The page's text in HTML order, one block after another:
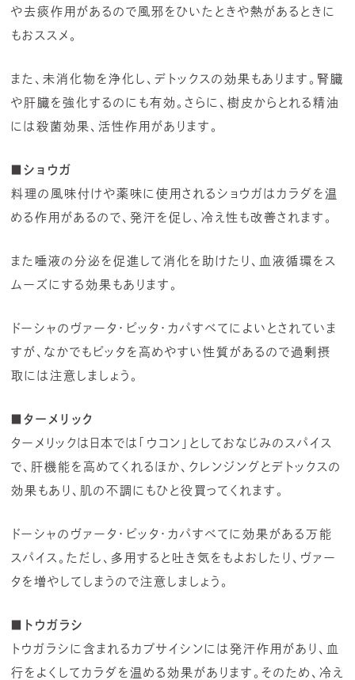
や去痰作用があるので風邪をひいたときや熱があるときに
もおススメ。
また、未消化物を浄化し、デトックスの効果もあります。腎臓
や肝臓を強化するのにも有効。さらに、樹皮からとれる精油
には殺菌効果、活性作用があります。
■ショウガ
料理の風味付けや薬味に使用されるショウガはカラダを温
める作用があるので、発汗を促し、冷え性も改善されます。
また唾液の分泌を促進して消化を助けたり、血液循環をス
ムーズにする効果もあります。
ドーシャのヴァータ・ピッタ・カパすべてによいとされていま
すが、なかでもピッタを高めやすい性質があるので過剰摂
取には注意しましょう。
■ターメリック
ターメリックは日本では「ウコン」としておなじみのスパイス
で、肝機能を高めてくれるほか、クレンジングとデトックスの
効果もあり、肌の不調にもひと役買ってくれます。
ドーシャのヴァータ・ピッタ・カパすべてに効果がある万能
スパイス。ただし、多用すると吐き気をもよおしたり、ヴァー
タを増やしてしまうので注意しましょう。
■トウガラシ
トウガラシに含まれるカプサイシンには発汗作用があり、血
行をよくしてカラダを温める効果があります。そのため、冷え